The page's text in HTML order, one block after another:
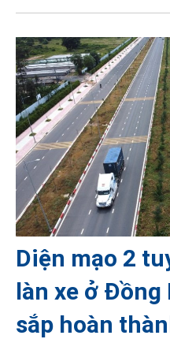
Diện mạo 2
làn xe ở Đồng
sắp hoàn